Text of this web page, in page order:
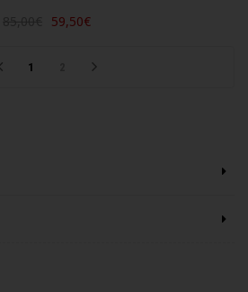
59,50€
1